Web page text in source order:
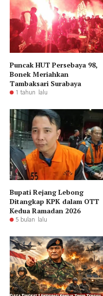
Puncak HUT Persebaya 98,
Bonek Meriahkan
Tambaksari Surabaya
1 tahun lalu
Bupati Rejang Lebong
Ditangkap KPK dalam OTT
Kedua Ramadan 2026
5 bulan lalu